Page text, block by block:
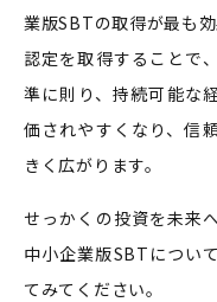
業版SBTの取得が最も効
認定を取得することで
準に則り、持続可能な
価されやすくなり、信
きく広がります。
せっかくの投資を未来
中小企業版SBTについ
てみてください。